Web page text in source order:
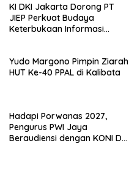
KI DKI Jakarta Dorong PT
JIEP Perkuat Budaya
Keterbukaan Informasi
Yudo Margono Pimpin Ziarah
HUT Ke-40 PPAL di Kalibata
Hadapi Porwanas 2027,
Pengurus PWI Jaya
Beraudiensi dengan KONI DKI